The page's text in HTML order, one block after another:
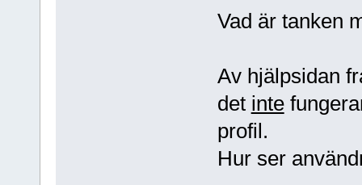
Vad är tanken
Av hjälpsidan
det inte
profil.
Hur ser